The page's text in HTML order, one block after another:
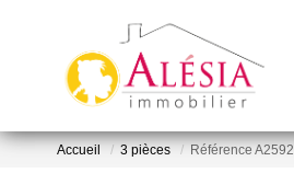
Accueil 3 pièces Référence A2592